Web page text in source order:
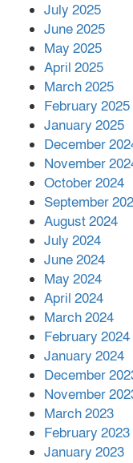
July 2025
June 2025
May 2025
April 2025
March 2025
February 2025
January 2025
December
November
October 2024
September
August 2024
July 2024
June 2024
May 2024
April 2024
March 2024
February 2024
January 2024
December
November
March 2023
February 2023
January 2023